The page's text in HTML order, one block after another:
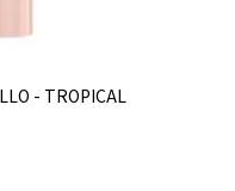
- TROPICAL